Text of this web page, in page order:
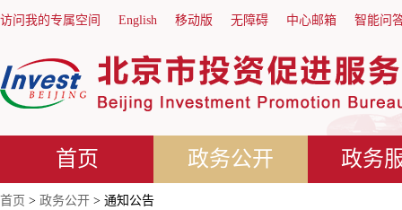
访问我的专属空间 English 移动版 无障碍 中心邮箱 智能问
首页 政务公开 政务
首页 > 政务公开 > 通知公告